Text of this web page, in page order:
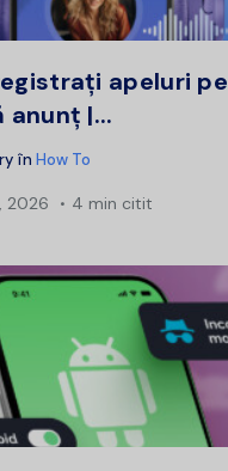
apeluri pe
anunț |...
în How To
2026 4 min citit